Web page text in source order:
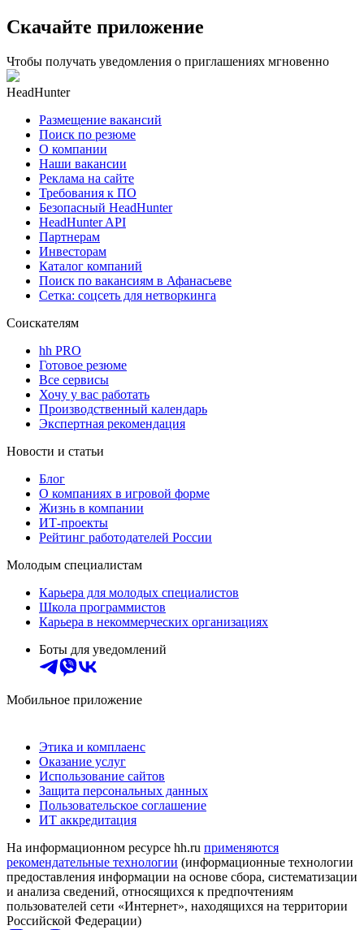
Скачайте приложение
Чтобы получать уведомления о приглашениях мгновенно
HeadHunter
Размещение вакансий
Поиск по резюме
О компании
Наши вакансии
Реклама на сайте
Требования к ПО
Безопасный HeadHunter
HeadHunter API
Партнерам
Инвесторам
Каталог компаний
Поиск по вакансиям в Афанасьеве
Сетка: соцсеть для нетворкинга
Соискателям
hh PRO
Готовое резюме
Все сервисы
Хочу у вас работать
Производственный календарь
Экспертная рекомендация
Новости и статьи
Блог
О компаниях в игровой форме
Жизнь в компании
ИТ-проекты
Рейтинг работодателей России
Молодым специалистам
Карьера для молодых специалистов
Школа программистов
Карьера в некоммерческих организациях
Боты для уведомлений
Мобильное приложение
Этика и комплаенс
Оказание услуг
Использование сайтов
Защита персональных данных
Пользовательское соглашение
ИТ аккредитация
На информационном ресурсе hh.ru применяются
рекомендательные технологии (информационные технологии
предоставления информации на основе сбора, систематизации
и анализа сведений, относящихся к предпочтениям
пользователей сети «Интернет», находящихся на территории
Российской Федерации)